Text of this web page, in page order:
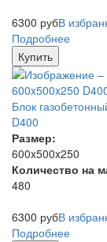
6300 рубВ
Подробнее
Купить
Блок
D400
Размер:
600x500x250
Количество на
480
6300 рубВ
Подробнее